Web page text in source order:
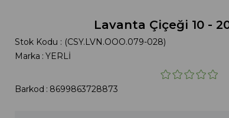
Lavanta Çiçeği 10 -
Stok Kodu
(CSY.LVN.OOO.079-028)
Marka : YERLİ
Barkod : 8699863728873